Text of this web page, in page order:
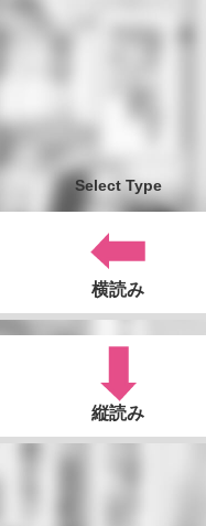
Select Type
横読み
縦読み